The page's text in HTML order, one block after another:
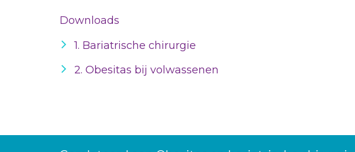
Downloads
1. Bariatrische chirurgie
2. Obesitas bij volwassenen